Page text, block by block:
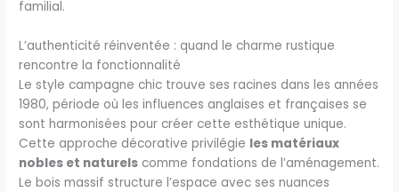
familial.
L’authenticité réinventée : quand le charme rustique
rencontre la fonctionnalité
Le style campagne chic trouve ses racines dans les années
1980, période où les influences anglaises et françaises se
sont harmonisées pour créer cette esthétique unique.
Cette approche décorative privilégie les matériaux
nobles et naturels comme fondations de l’aménagement.
Le bois massif structure l’espace avec ses nuances